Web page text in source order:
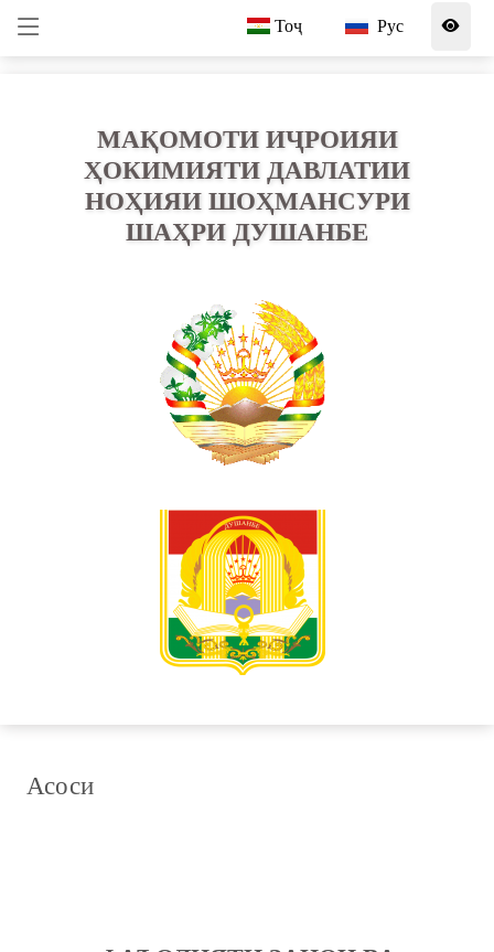
Тоҷ Рус
МАҚОМОТИ ИҶРОИЯИ
ҲОКИМИЯТИ ДАВЛАТИИ
НОҲИЯИ ШОҲМАНСУРИ
ШАҲРИ ДУШАНБЕ
Асоси